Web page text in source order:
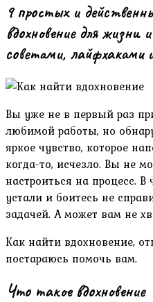
9 простых и
вдохновение для жизни
советами, лайфхаками
Вы уже не в первый раз
любимой работы, но
яркое чувство, которое
когда-то, исчезло. Вы не
настроиться на процесс.
устали и боитесь не
задачей. А может вам не
Как найти вдохновение,
постараюсь помочь вам.
Что такое вдохновение